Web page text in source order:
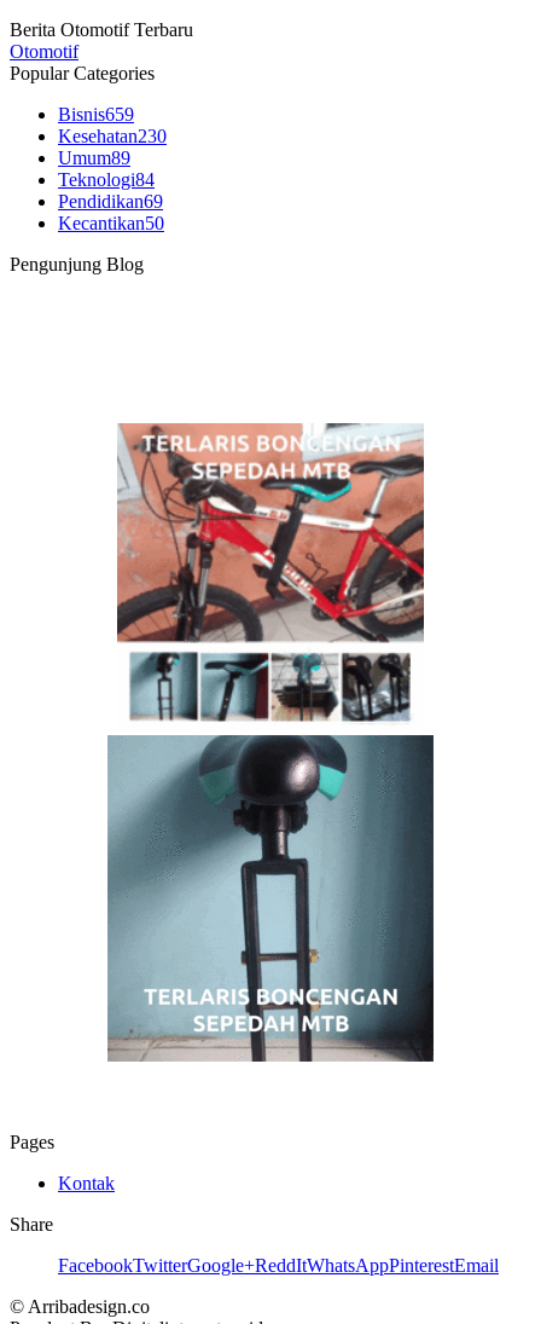
Berita Otomotif Terbaru
Otomotif
Popular Categories
Bisnis659
Kesehatan230
Umum89
Teknologi84
Pendidikan69
Kecantikan50
Pengunjung Blog
Pages
Kontak
Share
FacebookTwitterGoogle+ReddItWhatsAppPinterestEmail
© Arribadesign.co